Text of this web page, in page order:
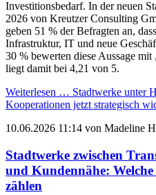
Investitionsbedarf. In der neuen
2026 von Kreutzer Consulting
geben 51 % der Befragten an,
Infrastruktur, IT und neue
30 % bewerten diese Aussage
liegt damit bei 4,21 von 5.
Weiterlesen … Stadtwerke unter
Kooperationen jetzt strategisch
10.06.2026 11:14 von Madeline
Stadtwerke zwischen
und Kundennähe:
zählen